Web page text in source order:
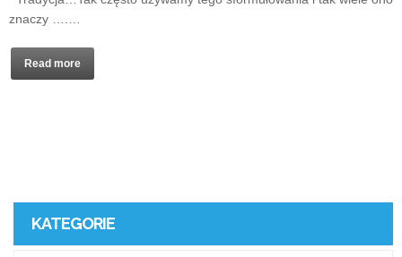
znaczy ….…
Read more
KATEGORIE